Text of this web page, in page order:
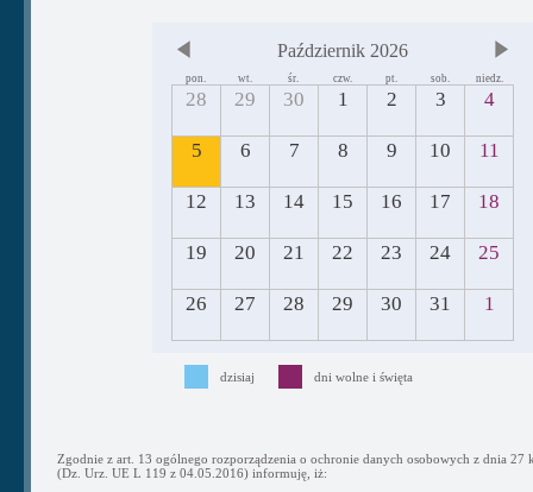
Październik 2026
pon. wt. śr. czw. pt. sob. niedz.
28 29 30 1 2 3 4
5 6 7 8 9 10 11
12 13 14 15 16 17 18
19 20 21 22 23 24 25
26 27 28 29 30 31 1
dzisiaj dni wolne i święta
Zgodnie z art. 13 ogólnego rozporządzenia o ochronie danych osobowych z dnia 27
(Dz. Urz. UE L 119 z 04.05.2016) informuję, iż: